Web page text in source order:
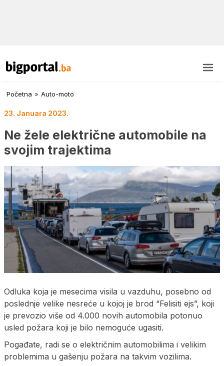
Početna » Auto-moto
23. Januara 2023.
Ne žele električne automobile na
svojim trajektima
Odluka koja je mesecima visila u vazduhu, posebno od
poslednje velike nesreće u kojoj je brod “Felisiti ejs”, koji
je prevozio više od 4.000 novih automobila potonuo
usled požara koji je bilo nemoguće ugasiti.
Pogađate, radi se o električnim automobilima i velikim
problemima u gašenju požara na takvim vozilima.